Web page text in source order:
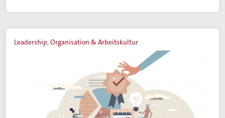
Leadership, Organisation & Arbeitskultur